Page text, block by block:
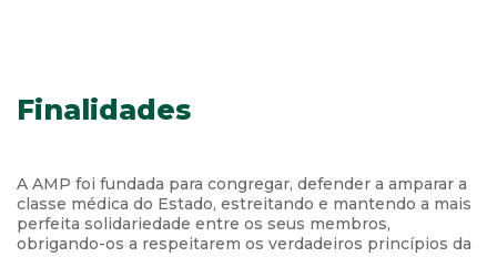
Finalidades
A AMP foi fundada para congregar, defender a amparar a
classe médica do Estado, estreitando e mantendo a mais
perfeita solidariedade entre os seus membros,
obrigando-os a respeitarem os verdadeiros princípios da